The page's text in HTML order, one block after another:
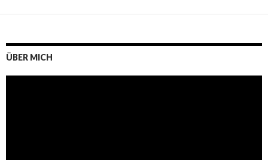
ÜBER MICH